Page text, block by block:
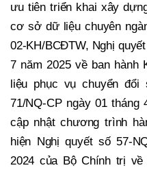
ưu tiên triển khai xây
cơ sở dữ liệu chuyên
02-KH/BCĐTW, Nghị
7 năm 2025 về ban hành
liệu phục vụ chuyển đổi
71/NQ-CP ngày 01 tháng
cập nhật chương trình
hiện Nghị quyết số 57-
2024 của Bộ Chính trị